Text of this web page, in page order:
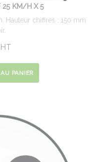
25 KM/H X 5
Hauteur chiffres : 150 mm
PANIER